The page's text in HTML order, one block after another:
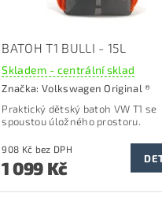
BATOH T1 BULLI - 15L
Skladem - centrální sklad
Značka: Volkswagen Original ®
Praktický dětský batoh VW T1 se
spoustou úložného prostoru.
908 Kč bez DPH
1 099 Kč